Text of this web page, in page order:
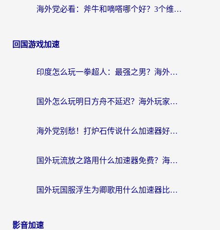
海外党必看：斧牛和嘀嗒哪个好？3个维度教你选对回国加速器
回国游戏加速
印度怎么玩一拳超人：最强之男？海外党国服游戏加速避坑指南
国外怎么玩明日方舟不延迟？海外玩家国服游戏加速终极指南（附DNF梦幻诛仙解决方案）
海外党别愁！打炉石传说什么加速器好用？3个实用技巧解决国服游戏卡顿
国外玩流放之路用什么加速器免费？海外党亲测有效的国服游戏加速指南
国外玩国服浮生为卿歌用什么加速器比较好？海外党亲测不踩坑指南
影音加速